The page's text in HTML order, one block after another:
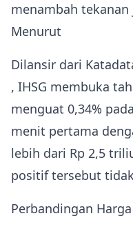
menambah
Menurut
Dilansir dari
, IHSG membuka
menguat 0,34%
menit pertama
lebih dari Rp 2,5
positif tersebut
Perbandingan